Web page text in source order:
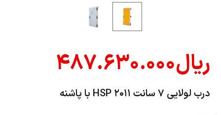
ریال۴۸۷.۶۳۰.۰۰۰
درب لولايي ۷ سانت ۲۰۱۱ HSP با پاشنه